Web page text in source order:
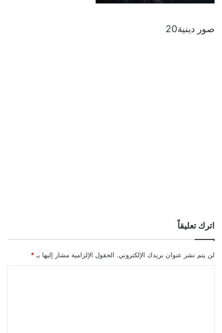
صور دينية20
اترك تعليقاً
لن يتم نشر عنوان بريدك الإلكتروني. الحقول الإلزامية مشار إليها بـ *